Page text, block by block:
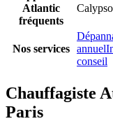
Atlantic
fréquents
Nos services
annuel
conseil
Chauffagiste
Paris